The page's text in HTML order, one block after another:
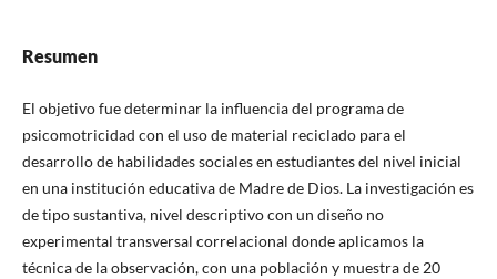
Resumen
El objetivo fue determinar la influencia del programa de
psicomotricidad con el uso de material reciclado para el
desarrollo de habilidades sociales en estudiantes del nivel inicial
en una institución educativa de Madre de Dios. La investigación es
de tipo sustantiva, nivel descriptivo con un diseño no
experimental transversal correlacional donde aplicamos la
técnica de la observación, con una población y muestra de 20